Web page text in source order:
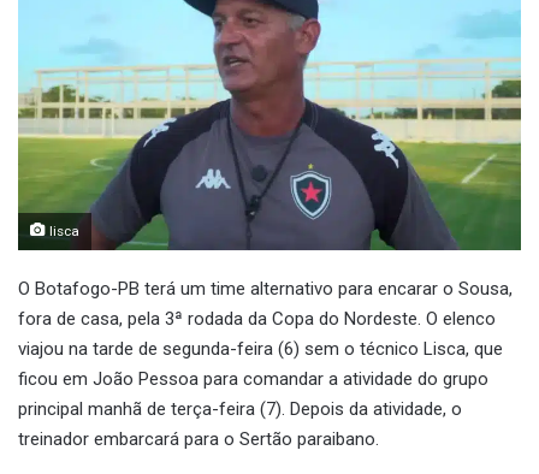
lisca
O Botafogo-PB terá um time alternativo para encarar o Sousa,
fora de casa, pela 3ª rodada da Copa do Nordeste. O elenco
viajou na tarde de segunda-feira (6) sem o técnico Lisca, que
ficou em João Pessoa para comandar a atividade do grupo
principal manhã de terça-feira (7). Depois da atividade, o
treinador embarcará para o Sertão paraibano.